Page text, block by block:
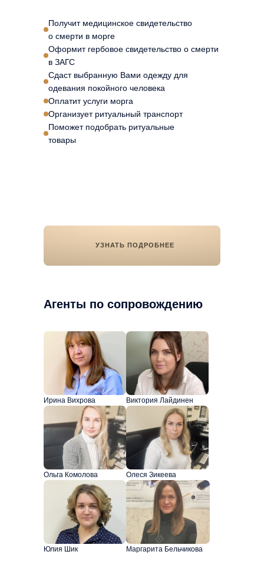
УЗНАТЬ ПОДРОБНЕЕ
Агенты по сопровождению
Получит медицинское свидетельство
о смерти в морге
Оформит гербовое свидетельство о смерти
в ЗАГС
Сдаст выбранную Вами одежду для
одевания покойного человека
Оплатит услуги морга
Организует ритуальный транспорт
Поможет подобрать ритуальные
товары
Ирина Вихрова Виктория Лайдинен
Ольга Комолова Олеся Зикеева
Юлия Шик Маргарита Бельчикова